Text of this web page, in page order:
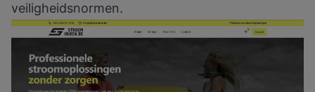
veiligheidsnormen.